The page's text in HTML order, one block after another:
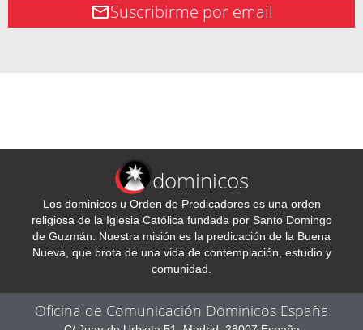
Suscribirme por email
dominicos
Los dominicos u Orden de Predicadores es una orden
religiosa de la Iglesia Católica fundada por Santo Domingo
de Guzmán. Nuestra misión es la predicación de la Buena
Nueva, que brota de una vida de contemplación, estudio y
comunidad.
Oficina de Comunicación Dominicos España